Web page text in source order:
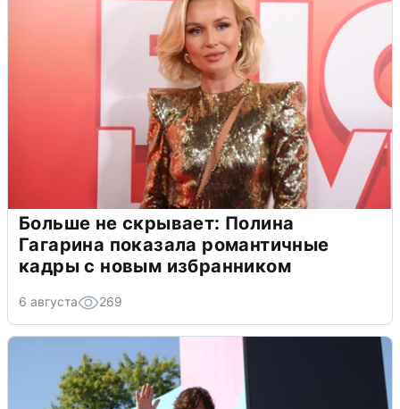
Больше не скрывает: Полина
Гагарина показала романтичные
кадры с новым избранником
6 августа 269